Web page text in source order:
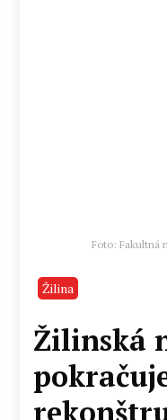
Foto: Fakultná
Žilina
Žilinská